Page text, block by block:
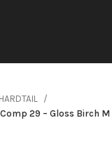
HARDTAIL
29 – Gloss Birch M